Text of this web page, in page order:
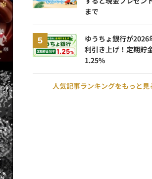
まで
ゆうちょ銀行が2026
利引き上げ！定期貯
1.25%
人気記事ランキングをもっと見